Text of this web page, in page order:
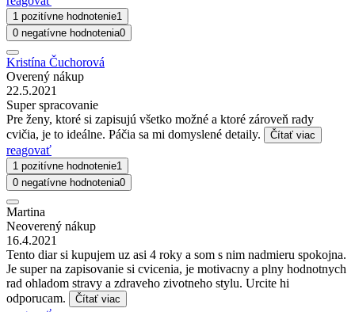
1 pozitívne hodnotenie1
0 negatívne hodnotenia0
Kristína Čuchorová
Overený nákup
22.5.2021
Super spracovanie
Pre ženy, ktoré si zapisujú všetko možné a ktoré zároveň rady
cvičia, je to ideálne. Páčia sa mi domyslené detaily.
Čítať viac
reagovať
1 pozitívne hodnotenie1
0 negatívne hodnotenia0
Martina
Neoverený nákup
16.4.2021
Tento diar si kupujem uz asi 4 roky a som s nim nadmieru spokojna.
Je super na zapisovanie si cvicenia, je motivacny a plny hodnotnych
rad ohladom stravy a zdraveho zivotneho stylu. Urcite hi
odporucam.
Čítať viac